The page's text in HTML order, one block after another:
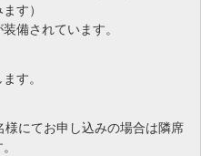
す）
備されています。
す。
様にてお申し込みの場合は隣席